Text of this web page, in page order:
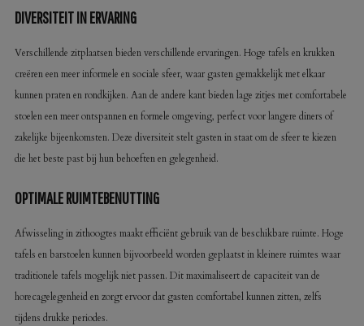
DIVERSITEIT IN ERVARING
Verschillende zitplaatsen bieden verschillende ervaringen. Hoge tafels en krukken
creëren een meer informele en sociale sfeer, waar gasten gemakkelijk met elkaar
kunnen praten en rondkijken. Aan de andere kant bieden lage zitjes met comfortabele
stoelen een meer ontspannen en formele omgeving, perfect voor langere diners of
zakelijke bijeenkomsten. Deze diversiteit stelt gasten in staat om de sfeer te kiezen
die het beste past bij hun behoeften en gelegenheid.
OPTIMALE RUIMTEBENUTTING
Afwisseling in zithoogtes maakt efficiënt gebruik van de beschikbare ruimte. Hoge
tafels en barstoelen kunnen bijvoorbeeld worden geplaatst in kleinere ruimtes waar
traditionele tafels mogelijk niet passen. Dit maximaliseert de capaciteit van de
horecagelegenheid en zorgt ervoor dat gasten comfortabel kunnen zitten, zelfs
tijdens drukke periodes.